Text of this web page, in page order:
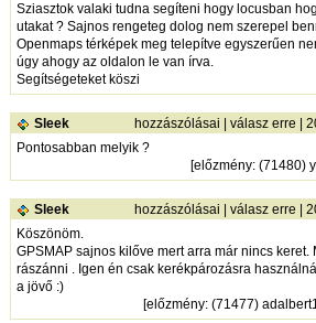
Sziasztok valaki tudna segíteni hogy locusban
utakat ? Sajnos rengeteg dolog nem szerepel
Openmaps térképek meg telepítve egyszerűen
úgy ahogy az oldalon le van írva.
Segítségeteket köszi
Sleek hozzászólásai |válasz erre |
Pontosabban melyik ?
[előzmény: (71480)
Sleek hozzászólásai |válasz erre |
Köszönöm.
GPSMAP sajnos kilőve mert arra már nincs keret.
rászánni . Igen én csak kerékpározásra
a jövő :)
[előzmény: (71477)